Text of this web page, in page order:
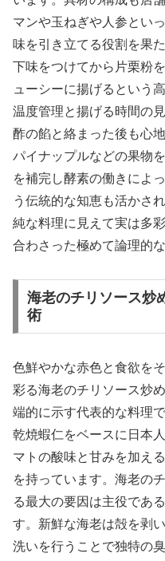
マンや玉ねぎや人参とい
味を引き立てる役割を果
下味をつけてから片栗粉
ューシーに揚げるという
温度管理と揚げる時間の
酢の餡と絡まった後も心
パイナップルなどの果物
を補完し酵素の働きによ
う伝統的な知恵も活かさ
純な料理に見えて実は多
合わさった極めて論理的
海老のチリソース炒
術
色鮮やかな赤色と食欲を
彩る海老のチリソース炒
端的に示す代表的な料理
乾焼蝦仁をベースに日本
マトの酸味と甘みを加え
を持っています。海老の
る最大の要因は主役であ
す。新鮮な海老は殻を剥
洗いを行うことで独特の